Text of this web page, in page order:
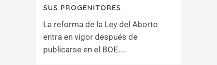
SUS PROGENITORES.
La reforma de la Ley del Aborto
entra en vigor después de
publicarse en el BOE....